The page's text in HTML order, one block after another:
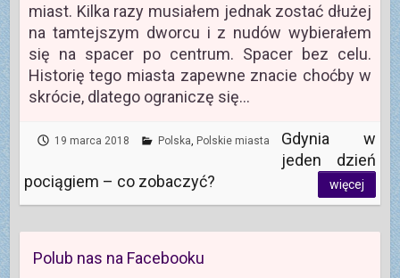
miast. Kilka razy musiałem jednak zostać dłużej
na tamtejszym dworcu i z nudów wybierałem
się na spacer po centrum. Spacer bez celu.
Historię tego miasta zapewne znacie choćby w
skrócie, dlatego ograniczę się…
19 marca 2018 Polska Polskie miasta
Gdynia w
jeden dzień
pociągiem – co zobaczyć?
więcej
Polub nas na Facebooku